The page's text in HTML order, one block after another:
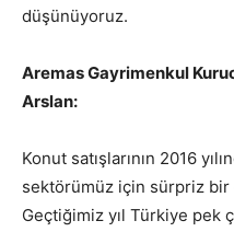
düşünüyoruz.
Aremas Gayrimenkul
Arslan:
Konut satışlarının 2016
sektörümüz için sürpriz bir
Geçtiğimiz yıl Türkiye pek